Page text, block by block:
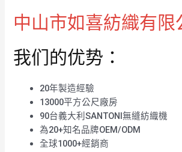
中山市如喜紡織有限
我们的优势：
20年製造經驗
13000平方公尺廠房
90台義大利SANTONI無縫紡織機
為20+知名品牌OEM/ODM
全球1000+經銷商